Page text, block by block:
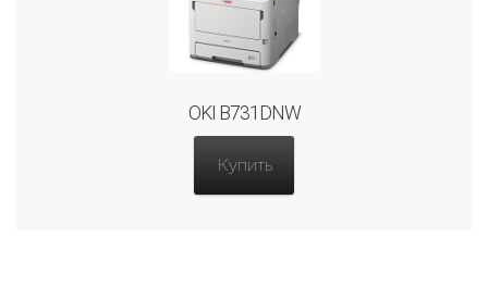
OKI B731DNW
Купить